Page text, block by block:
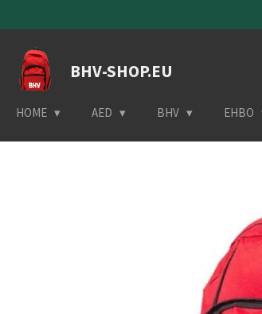
direct
naar
hoofdinhoud
BHV-SHOP.EU
HOME AED BHV EHBO